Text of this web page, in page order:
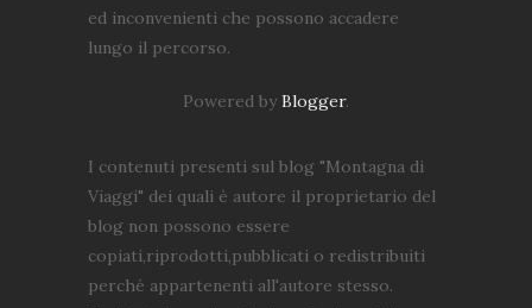
ed inconvenienti che possono accadere
lungo il percorso.
Powered byBlogger.
I contenuti presenti sul blog "Montagna di
Viaggi" dei quali è autore il proprietario del
blog non possono essere
copiati,riprodotti,pubblicati o redistribuiti
perché appartenenti all'autore stesso.